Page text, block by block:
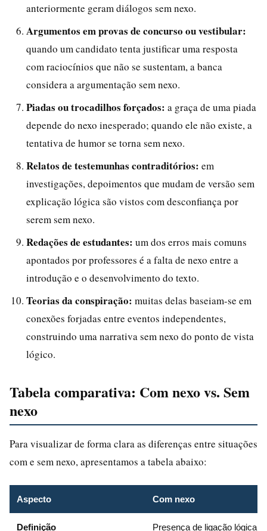
anteriormente geram diálogos sem nexo.
Argumentos em provas de concurso ou vestibular:
quando um candidato tenta justificar uma resposta
com raciocínios que não se sustentam, a banca
considera a argumentação sem nexo.
Piadas ou trocadilhos forçados: a graça de uma piada
depende do nexo inesperado; quando ele não existe, a
tentativa de humor se torna sem nexo.
Relatos de testemunhas contraditórios: em
investigações, depoimentos que mudam de versão sem
explicação lógica são vistos com desconfiança por
serem sem nexo.
Redações de estudantes: um dos erros mais comuns
apontados por professores é a falta de nexo entre a
introdução e o desenvolvimento do texto.
Teorias da conspiração: muitas delas baseiam-se em
conexões forjadas entre eventos independentes,
construindo uma narrativa sem nexo do ponto de vista
lógico.
Tabela comparativa: Com nexo vs. Sem
nexo
Para visualizar de forma clara as diferenças entre situações
com e sem nexo, apresentamos a tabela abaixo:
Aspecto Com nexo
Definição Presença de ligação lógica